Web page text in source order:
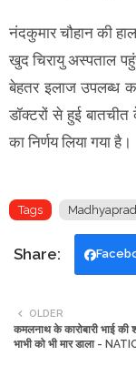
नंदकुमार चौहान की
खुद चिरायु अस्पताल
बेहतर इलाज उपलब्ध
डॉक्टरों से हुई
का निर्णय लिया गया है।
Tags
OLDER
कमलनाथ के कारोबारी भाई की
भाभी को भी मार डाला -